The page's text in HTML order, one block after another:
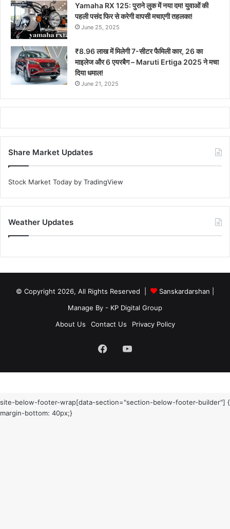
Yamaha RX 125: पुराने लुक में नया दम! युवाओं की
पहली पसंद फिर से करेगी वापसी मचाएगी तहलका!
June 25, 2025
₹8.96 लाख में मिलेगी 7-सीटर फैमिली कार, 26 का
माइलेज और 6 एयरबैग – Maruti Ertiga 2025 ने मचा
दिया धमाल!
June 21, 2025
Share Market Updates
Stock Market Today by TradingView
Weather Updates
© Copyright 2026, All Rights Reserved | Sanskardarshan
Manage By - KP Digital Group
About Us
Contact Us Privacy Policy
FacebookYouTube
site-below-footer-wrap[data-section="section-below-footer-builder"] {
margin-bottom: 40px;}